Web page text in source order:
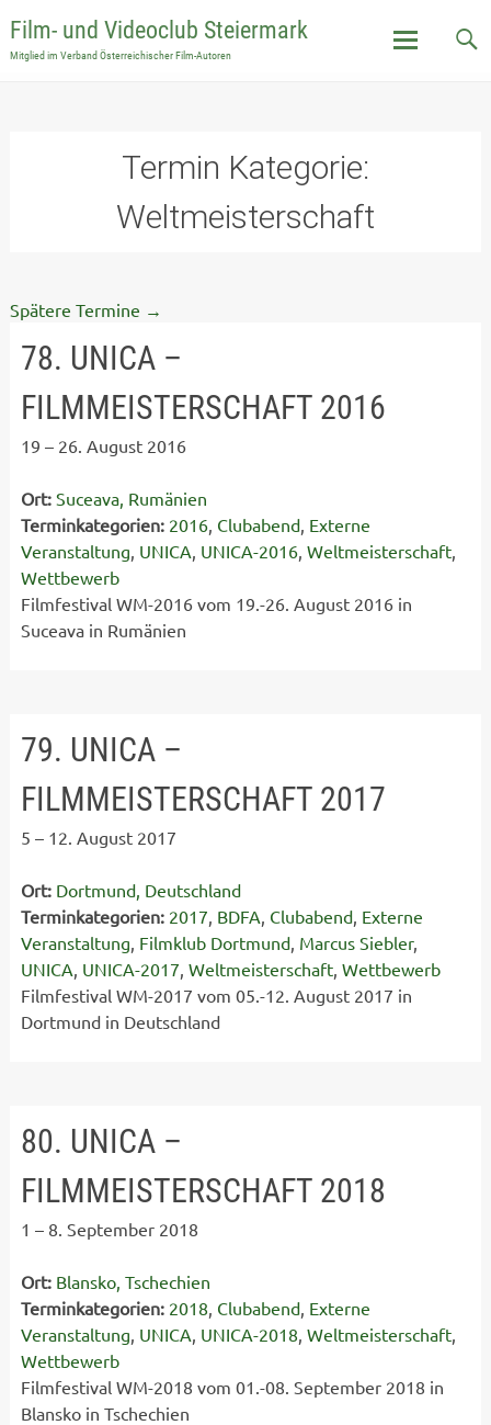
Film- und Videoclub Steiermark
Mitglied im Verband Österreichischer Film-Autoren
Termin Kategorie:
Weltmeisterschaft
Spätere Termine →
78. UNICA –
FILMMEISTERSCHAFT 2016
19 – 26. August 2016
Ort: Suceava, Rumänien
Terminkategorien: 2016, Clubabend, Externe
Veranstaltung, UNICA, UNICA-2016, Weltmeisterschaft,
Wettbewerb
Filmfestival WM-2016 vom 19.-26. August 2016 in
Suceava in Rumänien
79. UNICA –
FILMMEISTERSCHAFT 2017
5 – 12. August 2017
Ort: Dortmund, Deutschland
Terminkategorien: 2017, BDFA, Clubabend, Externe
Veranstaltung, Filmklub Dortmund, Marcus Siebler,
UNICA, UNICA-2017, Weltmeisterschaft, Wettbewerb
Filmfestival WM-2017 vom 05.-12. August 2017 in
Dortmund in Deutschland
80. UNICA –
FILMMEISTERSCHAFT 2018
1 – 8. September 2018
Ort: Blansko, Tschechien
Terminkategorien: 2018, Clubabend, Externe
Veranstaltung, UNICA, UNICA-2018, Weltmeisterschaft,
Wettbewerb
Filmfestival WM-2018 vom 01.-08. September 2018 in
Blansko in Tschechien